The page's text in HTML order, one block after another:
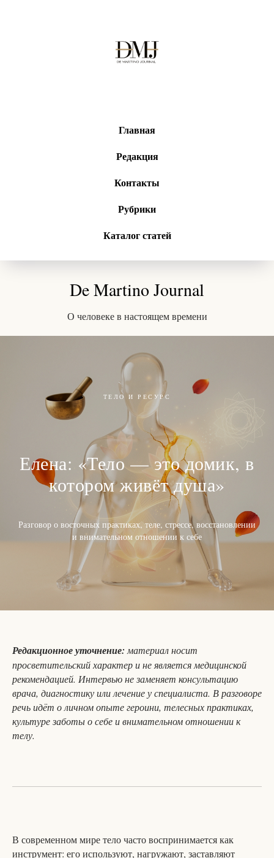
Главная
Редакция
Контакты
Рубрики
Каталог статей
De Martino Journal
О человеке в настоящем времени
ТЕЛО И РЕСУРС
Елена: «Тело — это домик, в
котором живёт душа»
Разговор о восточных практиках, теле, стрессе, восстановлении
и внимательном отношении к себе
Редакционное уточнение:материал носит
просветительский характер и не является медицинской
рекомендацией. Интервью не заменяет консультацию
врача, диагностику или лечение у специалиста. В разговоре
речь идёт о личном опыте героини, телесных практиках,
культуре заботы о себе и внимательном отношении к
телу.
В современном мире тело часто воспринимается как
инструмент: его используют, нагружают, заставляют